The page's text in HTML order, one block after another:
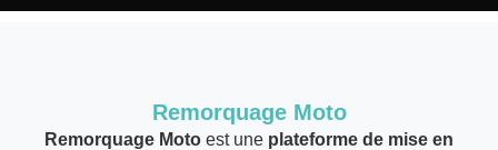
Remorquage Moto
Remorquage Moto est une plateforme de mise en